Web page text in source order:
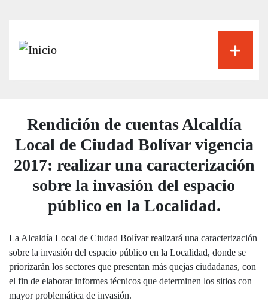
Rendición de cuentas Alcaldía
Local de Ciudad Bolívar vigencia
2017: realizar una caracterización
sobre la invasión del espacio
público en la Localidad.
La Alcaldía Local de Ciudad Bolívar realizará una caracterización
sobre la invasión del espacio público en la Localidad, donde se
priorizarán los sectores que presentan más quejas ciudadanas, con
el fin de elaborar informes técnicos que determinen los sitios con
mayor problemática de invasión.